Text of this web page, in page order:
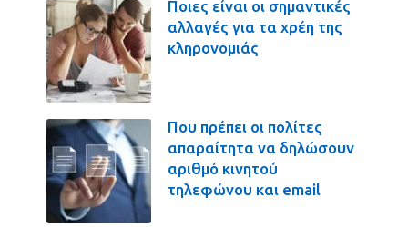
Ποιες είναι οι σημαντικές
αλλαγές για τα χρέη της
κληρονομιάς
Που πρέπει οι πολίτες
απαραίτητα να δηλώσουν
αριθμό κινητού
τηλεφώνου και email